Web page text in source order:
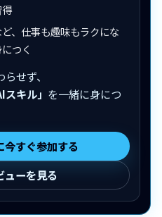
、仕事も趣味もラクにな
つく
せず、
キル」 を一緒に身につ
今すぐ参加する
ューを見る